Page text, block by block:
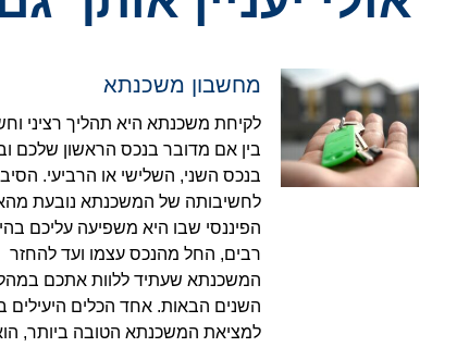
מחשבון משכנתא
לקיחת משכנתא היא תהליך רציני
בין אם מדובר בנכס הראשון שלכם
בנכס השני, השלישי או הרביעי.
לחשיבותה של המשכנתא נובעת
הפיננסי שבו היא משפיעה עליכם
רבים, החל מהנכס עצמו ועד להחזר
המשכנתא שעתיד ללוות אתכם
השנים הבאות. אחד הכלים היעילים
למציאת המשכנתא הטובה ביותר,